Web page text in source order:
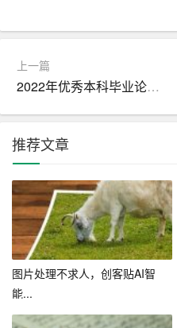
上一篇
2022年优秀本科毕业论文答辩案例
推荐文章
图片处理不求人，创客贴AI智
能...